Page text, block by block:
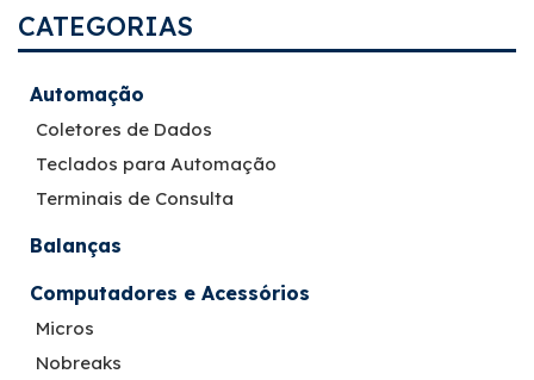
CATEGORIAS
Automação
Coletores de Dados
Teclados para Automação
Terminais de Consulta
Balanças
Computadores e Acessórios
Micros
Nobreaks